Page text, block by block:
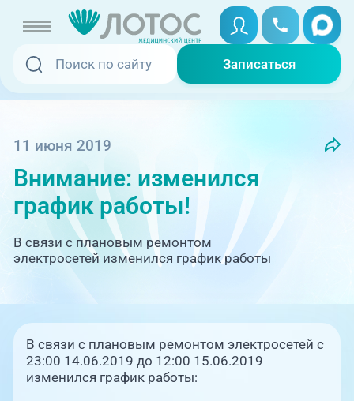
Записаться
Записаться
Специалисты
Акции
Отзывы
О клинике
Записаться онлайн
Вызвать скорую
Медицина на дому
Телемедицина
+7 (351) 220-00-03
Единая справочная служба,
запись на прием
11 июня 2019
Внимание: изменился
график работы!
В связи с плановым ремонтом
электросетей изменился график работы
В связи с плановым ремонтом электросетей с
23:00 14.06.2019 до 12:00 15.06.2019
изменился график работы: